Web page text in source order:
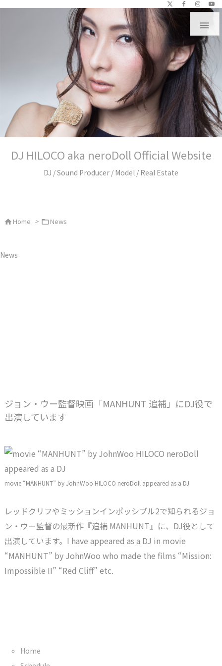
DJ HILOCO aka neroDoll Official Website
DJ / Sound Producer / Model / Real Estate

 Home > News
News
ジョン・ウー監督映画「MANHUNT 追補」にDJ役で
出演しています
movie “MANHUNT” by JohnWoo HILOCO neroDoll appeared as a DJ
レッドクリフやミッションインポッシブル2で知られるジョ
ン・ウー監督の最新作『追補 MANHUNT』に、DJ役として
出演しています。I have appeared as a DJ in movie
“MANHUNT” by JohnWoo who made the films “Mission:
Impossible II” “Red Cliff” etc.
Home